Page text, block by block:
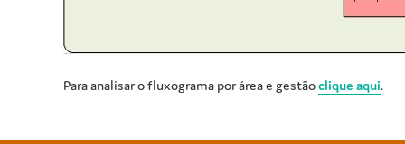
Para analisar o fluxograma por área e gestãoclique aqui.